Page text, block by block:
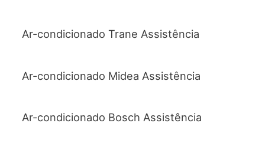
Ar-condicionado Trane Assistência
Ar-condicionado Midea Assistência
Ar-condicionado Bosch Assistência